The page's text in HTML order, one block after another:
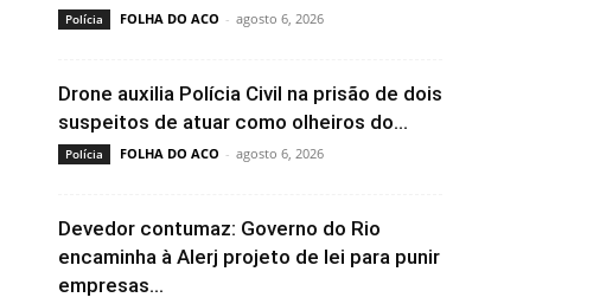
Polícia FOLHA DO ACO - agosto 6, 2026
Drone auxilia Polícia Civil na prisão de dois
suspeitos de atuar como olheiros do...
Polícia FOLHA DO ACO - agosto 6, 2026
Devedor contumaz: Governo do Rio
encaminha à Alerj projeto de lei para punir
empresas...